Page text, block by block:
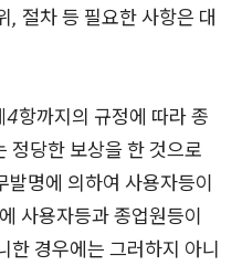
, 절차 등 필요한 사항은 대
항까지의 규정에 따라 종
정당한 보상을 한 것으로
명에 의하여 사용자등이
사용자등과 종업원등이
한 경우에는 그러하지 아니